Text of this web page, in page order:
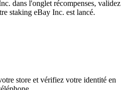
dans l'onglet récompenses, validez
staking eBay Inc. est lancé.
store et vérifiez votre identité en